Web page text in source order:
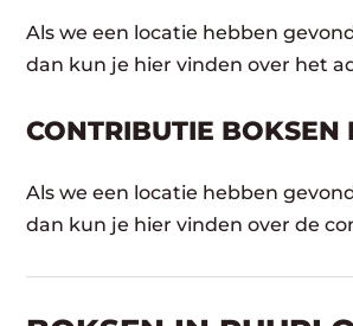
Als we een locatie hebben
dan kun je hier vinden over het
CONTRIBUTIE BOKSEN
Als we een locatie hebben
dan kun je hier vinden over de